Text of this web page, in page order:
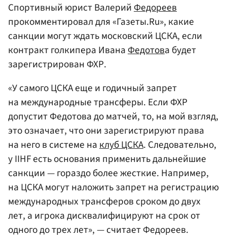
Спортивный юрист ВалерийФедореев
прокомментировал для «Газеты.Ru», какие
санкции могут ждать московский ЦСКА, если
контракт голкипера ИванаФедотова будет
зарегистрирован ФХР.
«У самого ЦСКА еще и годичный запрет
на международные трансферы. Если ФХР
допустит Федотова до матчей, то, на мой взгляд,
это означает, что они зарегистрируют права
на него в системе наклуб ЦСКА. Следовательно,
у IIHF есть основания применить дальнейшие
санкции — гораздо более жесткие. Например,
на ЦСКА могут наложить запрет на регистрацию
международных трансферов сроком до двух
лет, а игрока дисквалифицируют на срок от
одного до трех лет», — считает Федореев.